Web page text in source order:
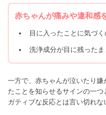
赤ちゃんが痛みや違和感
目に入ったことに気づ
洗浄成分が目に残った
一方で、赤ちゃんが泣いたり
たことを知らせるサインの一
ガティブな反応とは言い切れな